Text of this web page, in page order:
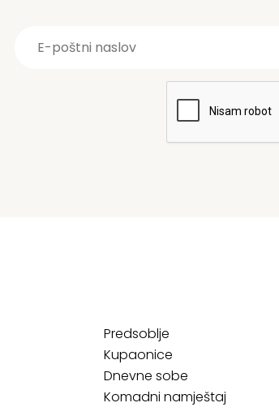
Predsoblje
Kupaonice
Dnevne sobe
Komadni namještaj